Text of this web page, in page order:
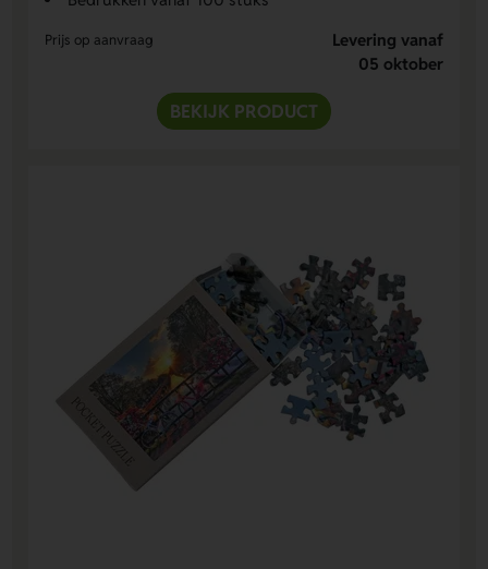
Prijs op aanvraag
Levering vanaf
05 oktober
BEKIJK PRODUCT